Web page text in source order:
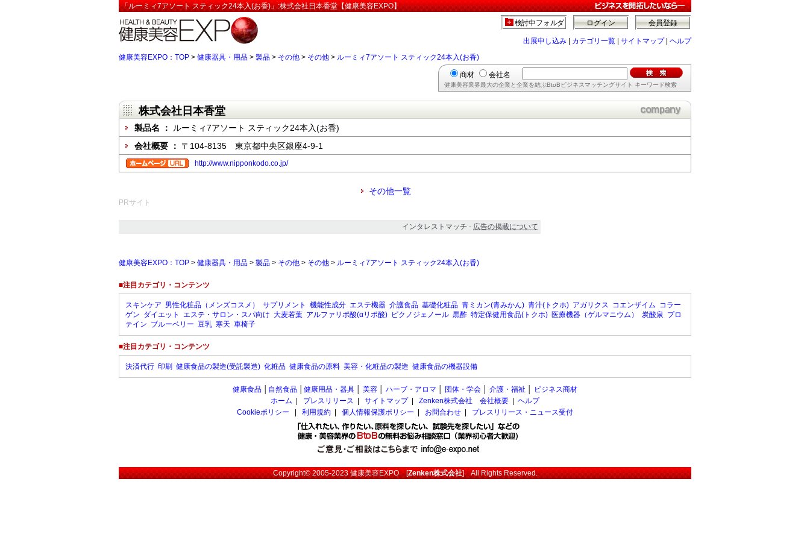
「ルーミィ7アソート スティック24本入(お香)」:株式会社日本香堂【健康美容EXPO】
会員登録
ログイン
検討中フォルダ
出展申し込み カテゴリ一覧 サイトマップ| ヘルプ
健康美容EXPO：TOP > 健康器具・用品 > 製品 > その他 > その他 > ルーミィ7アソート スティック24本入(お香)
商材 会社名
健康美容業界最大の企業と企業を結ぶBtoBビジネスマッチングサイト キーワード検索
株式会社日本香堂
製品名 ：
ルーミィ7アソート スティック24本入(お香)
会社概要 ： 〒104-8135 東京都中央区銀座4-9-1
http://www.nipponkodo.co.jp/
その他一覧
PRサイト
インタレストマッチ - 広告の掲載について
健康美容EXPO：TOP > 健康器具・用品 > 製品 > その他 > その他 > ルーミィ7アソート スティック24本入(お香)
■注目カテゴリ・コンテンツ
スキンケア 男性化粧品（メンズコスメ） サプリメント 機能性成分 エステ機器 介護食品 基礎化粧品 青ミカン(青みかん) 青汁(トクホ) アガリクス コエンザイム コラー
ゲン ダイエット エステ・サロン・スパ向け 大麦若葉 アルファリポ酸(αリポ酸) ピクノジェノール 黒酢 特定保健用食品(トクホ) 医療機器（ゲルマニウム） 炭酸泉 プロ
テイン ブルーベリー 豆乳 寒天 車椅子
■注目カテゴリ・コンテンツ
決済代行 印刷 健康食品の製造(受託製造) 化粧品 健康食品の原料 美容・化粧品の製造 健康食品の機器設備
健康食品 自然食品 健康用品・器具 美容 ハーブ・アロマ 団体・学会 介護・福祉
ビジネス商材
ホーム
プレスリリース サイトマップ| Zenken株式会社 会社概要
ヘルプ
Cookieポリシー
利用規約 個人情報保護ポリシー お問合わせ プレスリリース・ニュース受付
Copyright© 2005-2023健康美容EXPO[Zenken株式会社] All Rights Reserved.